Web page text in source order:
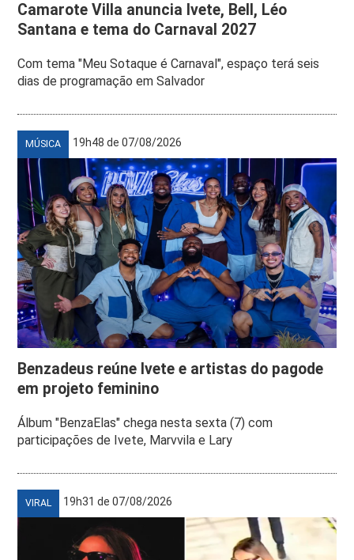
Camarote Villa anuncia Ivete, Bell, Léo
Santana e tema do Carnaval 2027
Com tema "Meu Sotaque é Carnaval", espaço terá seis
dias de programação em Salvador
MÚSICA 19h48 de 07/08/2026
Benzadeus reúne Ivete e artistas do pagode
em projeto feminino
Álbum "BenzaElas" chega nesta sexta (7) com
participações de Ivete, Marvvila e Lary
VIRAL 19h31 de 07/08/2026